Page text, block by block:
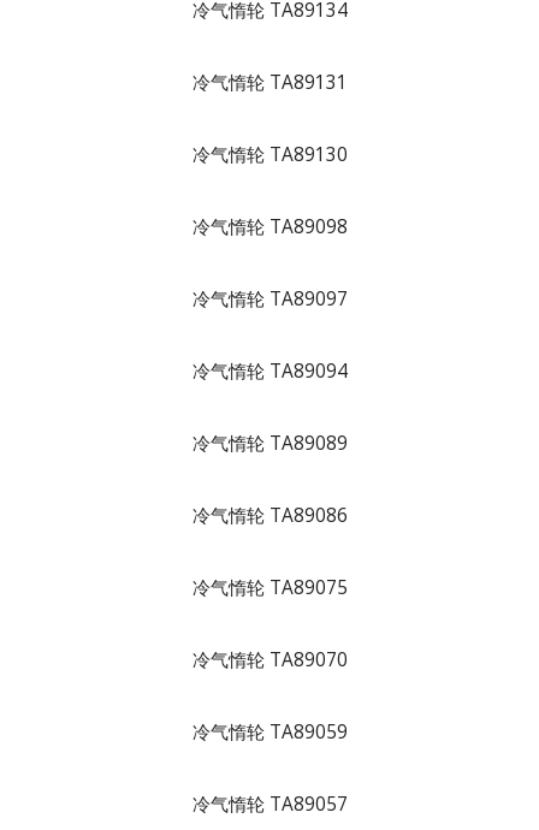
冷气惰轮 TA89134
冷气惰轮 TA89131
冷气惰轮 TA89130
冷气惰轮 TA89098
冷气惰轮 TA89097
冷气惰轮 TA89094
冷气惰轮 TA89089
冷气惰轮 TA89086
冷气惰轮 TA89075
冷气惰轮 TA89070
冷气惰轮 TA89059
冷气惰轮 TA89057